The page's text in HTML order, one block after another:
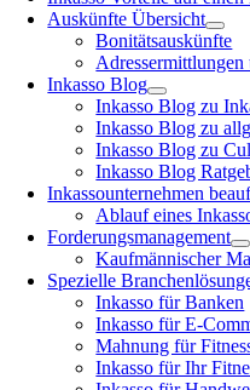
Auskünfte Übersicht
Bonitätsauskünfte
Inkasso Blog
Inkasso Blog zu
Inkasso Blog zu
Inkasso Blog zu
Inkasso Blog
Inkassounternehmen
Ablauf eines
Forderungsmanagement
Kaufmännischer
Spezielle
Inkasso für Banken
Inkasso für E-
Mahnung für
Inkasso für Ihr